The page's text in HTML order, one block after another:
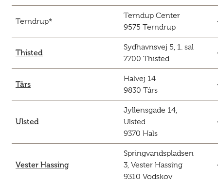
Terndrup*
Terndup Center
9575 Terndrup
Thisted
Sydhavnsvej 5, 1. sal
7700 Thisted
Tårs
Halvej 14
9830 Tårs
Ulsted
Jyllensgade 14,
Ulsted
9370 Hals
Vester Hassing
Springvandspladsen
3, Vester Hassing
9310 Vodskov